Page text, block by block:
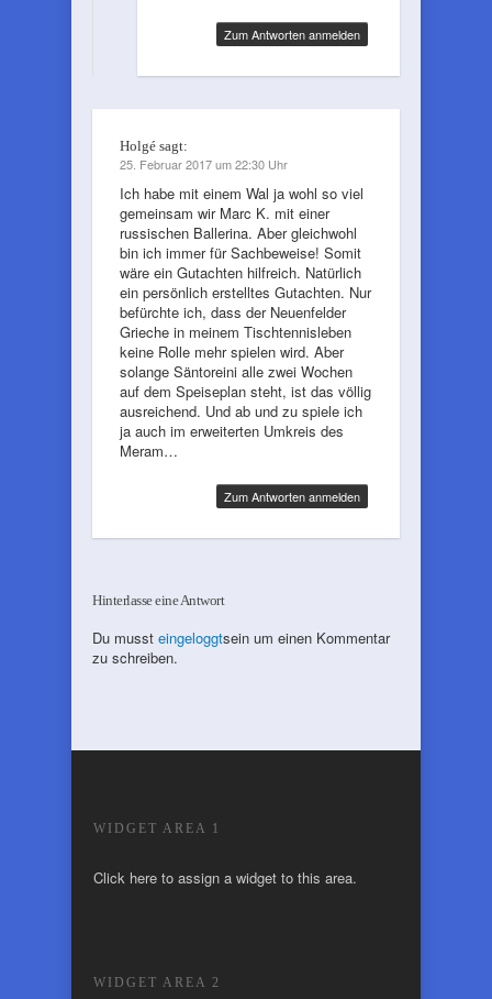
Zum Antworten anmelden
Holgé sagt:
25. Februar 2017 um 22:30 Uhr
Ich habe mit einem Wal ja wohl so viel
gemeinsam wir Marc K. mit einer
russischen Ballerina. Aber gleichwohl
bin ich immer für Sachbeweise! Somit
wäre ein Gutachten hilfreich. Natürlich
ein persönlich erstelltes Gutachten. Nur
befürchte ich, dass der Neuenfelder
Grieche in meinem Tischtennisleben
keine Rolle mehr spielen wird. Aber
solange Säntoreini alle zwei Wochen
auf dem Speiseplan steht, ist das völlig
ausreichend. Und ab und zu spiele ich
ja auch im erweiterten Umkreis des
Meram…
Zum Antworten anmelden
Hinterlasse eine Antwort
Du musst eingeloggtsein um einen Kommentar
zu schreiben.
WIDGET AREA 1
Click here to assign a widget to this area.
WIDGET AREA 2